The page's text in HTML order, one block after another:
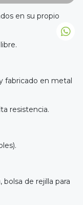
en su propio
fabricado en metal
resistencia.
bolsa de rejilla para